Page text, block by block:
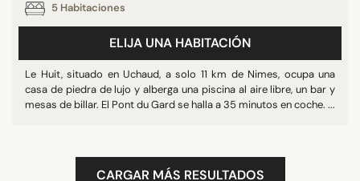
5 Habitaciones
ELIJA UNA HABITACIÓN
Le Huit, situado en Uchaud, a solo 11 km de Nimes, ocupa una
casa de piedra de lujo y alberga una piscina al aire libre, un bar y
mesas de billar. El Pont du Gard se halla a 35 minutos en coche. ...
CARGAR MÁS RESULTADOS